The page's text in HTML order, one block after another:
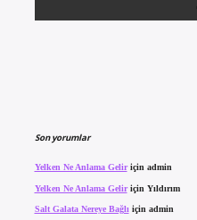
Son yorumlar
Yelken Ne Anlama Geliriçin admin
Yelken Ne Anlama Geliriçin Yıldırım
Salt Galata Nereye Bağlıiçin admin